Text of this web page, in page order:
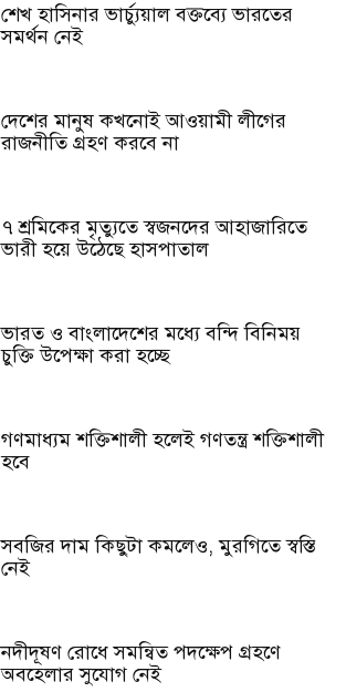
শেখ হাসিনার ভার্চ্যুয়াল বক্তব্যে ভারতের
সমর্থন নেই
দেশের মানুষ কখনোই আওয়ামী লীগের
রাজনীতি গ্রহণ করবে না
৭ শ্রমিকের মৃত্যুতে স্বজনদের আহাজারিতে
ভারী হয়ে উঠেছে হাসপাতাল
ভারত ও বাংলাদেশের মধ্যে বন্দি বিনিময়
চুক্তি উপেক্ষা করা হচ্ছে
গণমাধ্যম শক্তিশালী হলেই গণতন্ত্র শক্তিশালী
হবে
সবজির দাম কিছুটা কমলেও, মুরগিতে স্বস্তি
নেই
নদীদূষণ রোধে সমন্বিত পদক্ষেপ গ্রহণে
অবহেলার সুযোগ নেই